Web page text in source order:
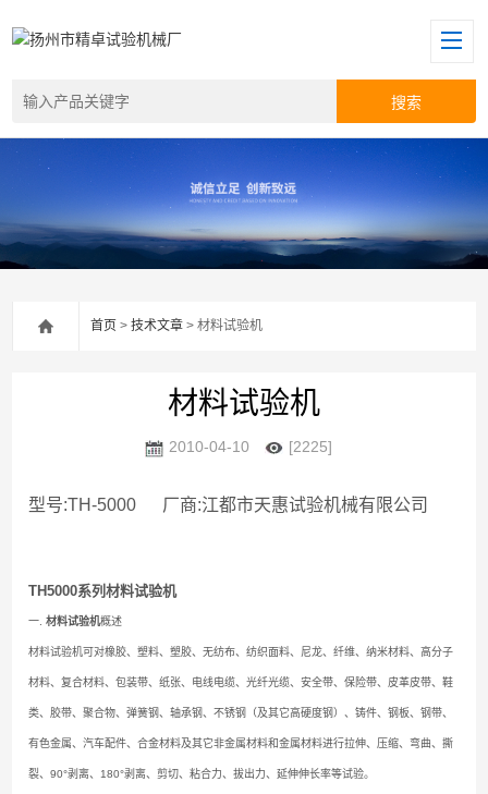
首页 >技术文章 > 材料试验机
材料试验机
2010-04-10 [2225]
型号:TH-5000 厂商:江都市天惠试验机械有限公司
TH5000系列材料试验机
一.材料试验机概述
材料试验机可对橡胶、塑料、塑胶、无纺布、纺织面料、尼龙、纤维、纳米材料、高分子
材料、复合材料、包装带、纸张、电线电缆、光纤光缆、安全带、保险带、皮革皮带、鞋
类、胶带、聚合物、弹簧钢、轴承钢、不锈钢（及其它高硬度钢）、铸件、钢板、钢带、
有色金属、汽车配件、合金材料及其它非金属材料和金属材料进行拉伸、压缩、弯曲、撕
裂、90°剥离、180°剥离、剪切、粘合力、拔出力、延伸伸长率等试验。